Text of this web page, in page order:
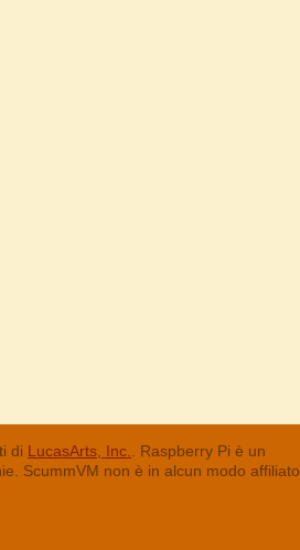
di LucasArts, Inc.
. Raspberry Pi è un
ScummVM non è in alcun modo affiliato